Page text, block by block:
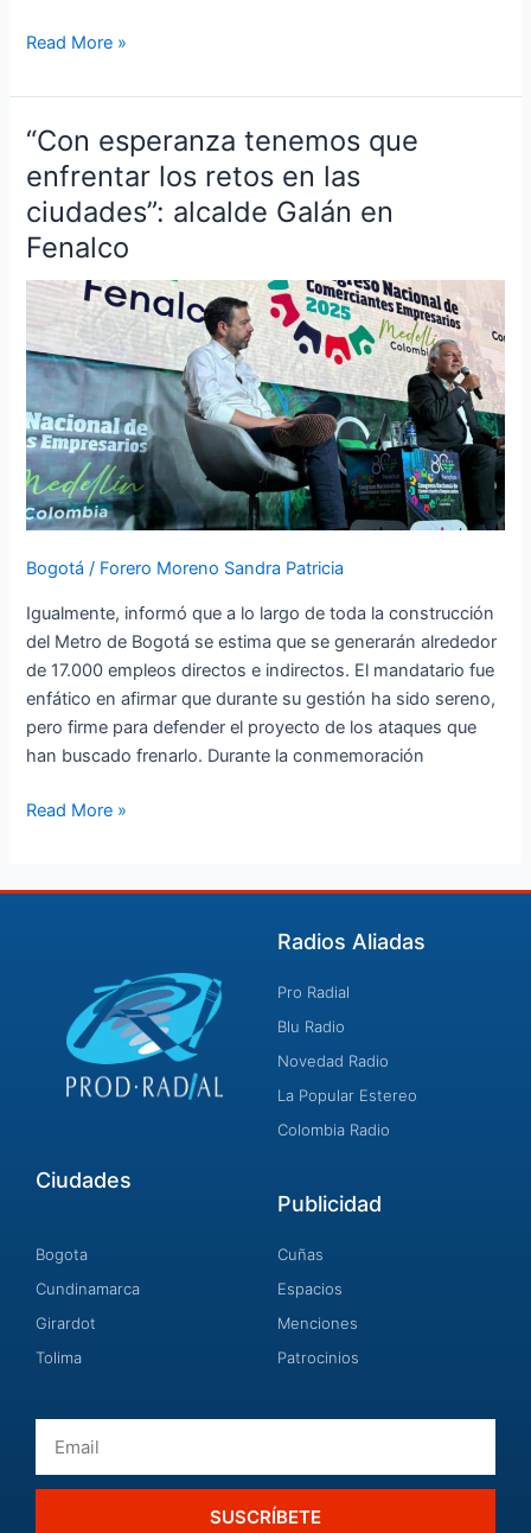
Read More »
“Con esperanza tenemos que
enfrentar los retos en las
ciudades”: alcalde Galán en
Fenalco
Bogotá / Forero Moreno Sandra Patricia
Igualmente, informó que a lo largo de toda la construcción
del Metro de Bogotá se estima que se generarán alrededor
de 17.000 empleos directos e indirectos. El mandatario fue
enfático en afirmar que durante su gestión ha sido sereno,
pero firme para defender el proyecto de los ataques que
han buscado frenarlo. Durante la conmemoración
“Con
esperanza
tenemos
que
enfrentar
los
en
las
ciudades”:
alcalde
Galán
en
Fenalco
Read More »
Radios Aliadas
Pro Radial
Blu Radio
Novedad Radio
La Popular Estereo
Colombia Radio
Ciudades
Bogota
Cundinamarca
Girardot
Tolima
Publicidad
Cuñas
Espacios
Menciones
Patrocinios
SUSCRÍBETE